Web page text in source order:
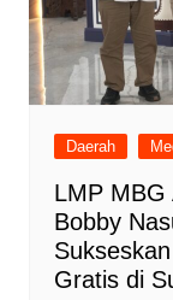
Daerah
LMP MBG
Bobby
Gratis di